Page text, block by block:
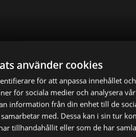
använder cookies
för att anpassa innehållet
för sociala medier och analysera
information från din enhet till de
med. Dessa kan i sin tur
tillhandahållit eller som de har